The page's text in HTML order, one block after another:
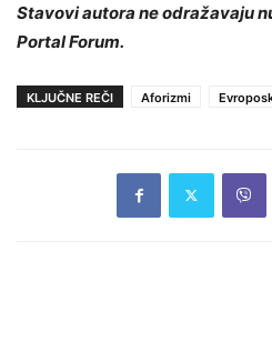
Stavovi autora ne odražavaju
Portal Forum.
KLJUČNE REČI Aforizmi